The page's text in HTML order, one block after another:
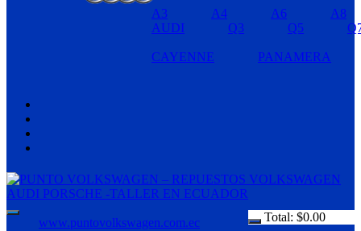
A3 A4 A6
A8
AUDI
Q3 Q5
CAYENNE PANAMERA
Total: $0.00
www.puntovolkswagen.com.ec